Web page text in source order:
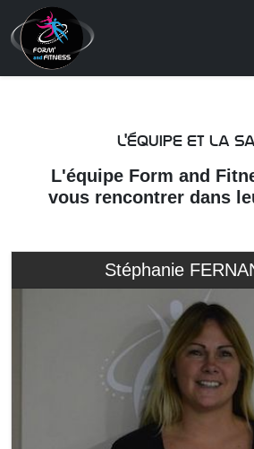
l'équipe et la
L'équipe Form and
vous rencontrer dans
Stéphanie